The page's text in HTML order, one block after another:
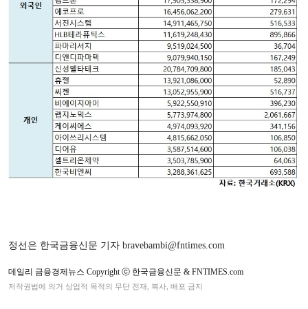
정선은 한국금융신문 기자 bravebambi@fntimes.com
데일리 금융경제뉴스 Copyright ⓒ 한국금융신문 & FNTIMES.com
저작권법에 의거 상업적 목적의 무단 전재, 복사, 배포 금지